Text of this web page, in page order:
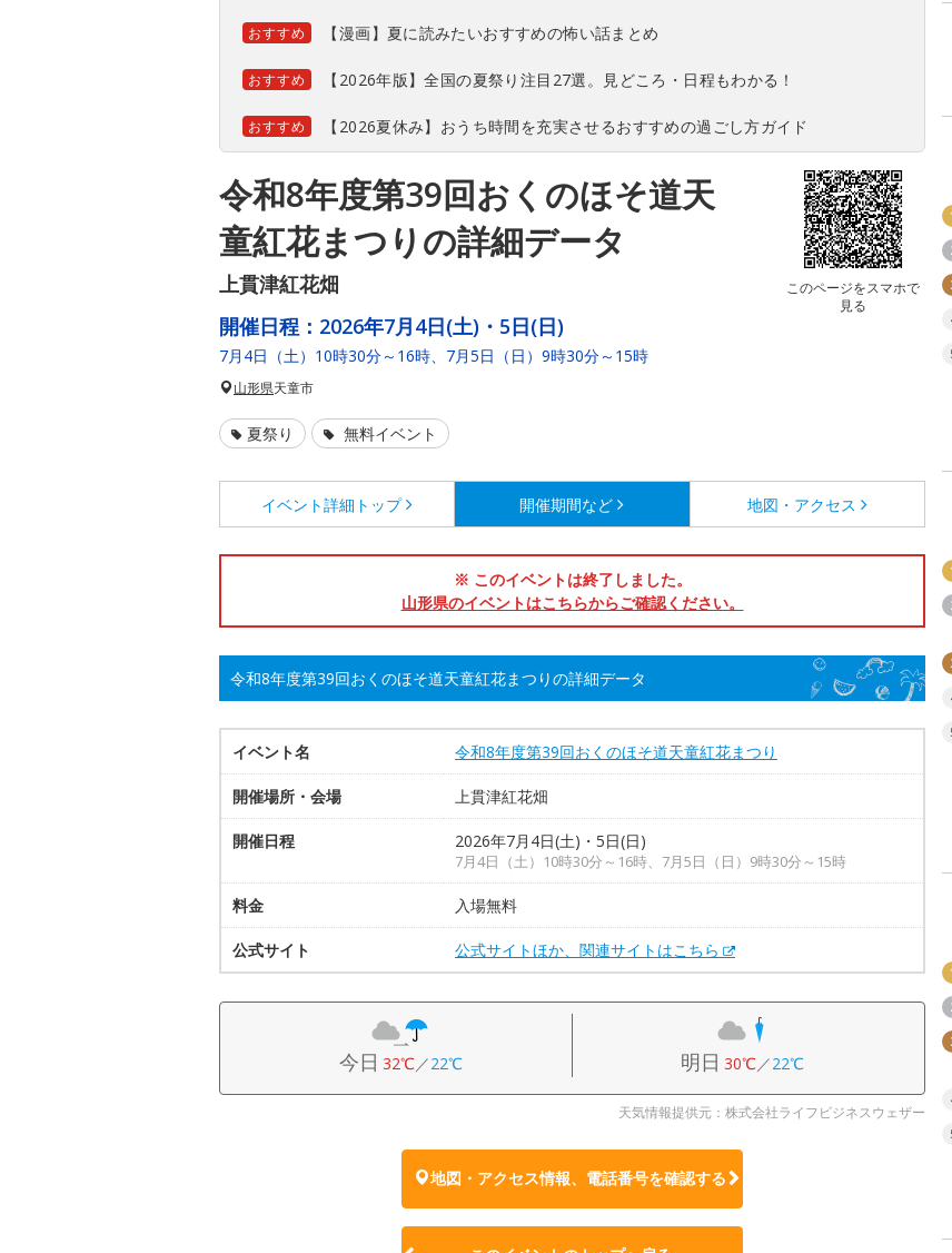
おすすめ 【漫画】夏に読みたいおすすめの怖い話まとめ
おすすめ 【2026年版】全国の夏祭り注目27選。見どころ・日程もわかる！
おすすめ 【2026夏休み】おうち時間を充実させるおすすめの過ごし方ガイド
令和8年度第39回おくのほそ道天
童紅花まつりの詳細データ
上貫津紅花畑
このページをスマホで
見る
開催日程： 2026年7月4日(土)・5日(日)
7月4日（土）10時30分～16時、7月5日（日）9時30分～15時
山形県天童市
夏祭り 無料イベント
イベント詳細 トップ 開催期間など 地図・アクセス
※ このイベントは終了しました。
山形県のイベントはこちらからご確認ください。
令和8年度第39回おくのほそ道天童紅花まつりの詳細データ
イベント名 令和8年度第39回おくのほそ道天童紅花まつり
開催場所・会場 上貫津紅花畑
開催日程 2026年7月4日(土)・5日(日)
7月4日（土）10時30分～16時、7月5日（日）9時30分～15時
料金 入場無料
公式サイト 公式サイトほか、関連サイトはこちら
今日 32℃／22℃ 明日 30℃／22℃
天気情報提供元：株式会社ライフビジネスウェザー
地図・アクセス情報、電話番号を確認する